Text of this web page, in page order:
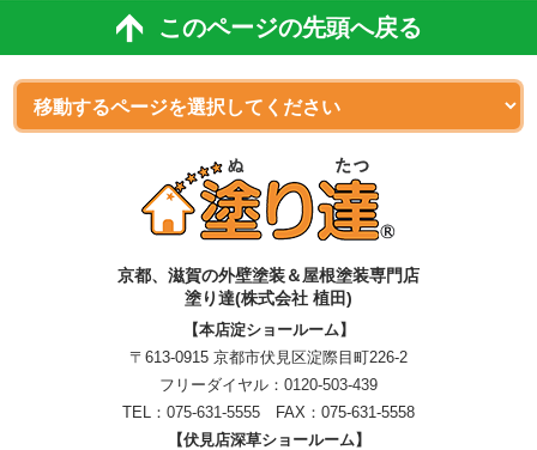
このページの先頭へ戻る
京都、滋賀の外壁塗装＆屋根塗装専門店
塗り達(株式会社 植田)
【本店淀ショールーム】
〒613-0915 京都市伏見区淀際目町226-2
フリーダイヤル： 0120-503-439
TEL： 075-631-5555 FAX：075-631-5558
【伏見店深草ショールーム】